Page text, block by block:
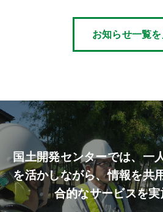
お知らせ一覧
国土開発センターでは、一
を活かしながら、情報を共
合的なサービスを